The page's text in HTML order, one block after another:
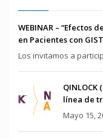
WEBINAR –
en Pacientes con
Los invitamos a
línea de
Mayo 15,